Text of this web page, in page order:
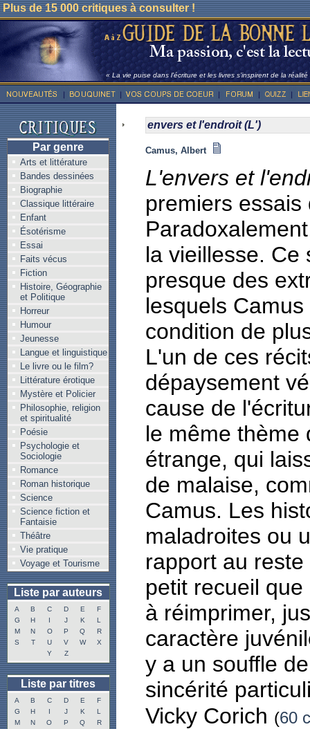
Plus de 15 000 critiques à consulter !
« La vie puise dans l’écriture et les livres s’inspirent de la
Par genre
Arts et littérature
Bandes dessinées
Biographie
Classique littéraire
Enfant
Ésotérisme
Essai
Faits vécus
Fiction
Histoire, Géographie
et Politique
Horreur
Humour
Jeunesse
Langue et linguistique
Le livre ou le film?
Littérature érotique
Mystère et Policier
Philosophie, religion
et spiritualité
Poésie
Psychologie et
Sociologie
Romance
Roman historique
Science
Science fiction et
Fantaisie
Théâtre
Vie pratique
Voyage et Tourisme
Liste par auteurs
A B C D E
F
G
H I J K
L
M
N O P Q
R
S
T U V W
X
Y
Z
Liste par titres
A B C D E
F
G
H I J K
L
M
N O P Q
R
envers et l'endroit (L')
Camus, Albert
L'envers et
premiers
la vieillesse. Ce
presque des
lesquels
condition de
L'un de ces
dépaysement
cause de
le même thème
étrange, qui
de malaise,
Camus. Les
maladroites ou
rapport au
petit recueil
à réimprimer,
caractère
y a un souffle
sincérité
Vicky Corich (60